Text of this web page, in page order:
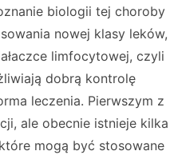
biologii tej choroby
nowej klasy leków,
limfocytowej, czyli
dobrą kontrolę
leczenia. Pierwszym z
ale obecnie istnieje kilka
mogą być stosowane